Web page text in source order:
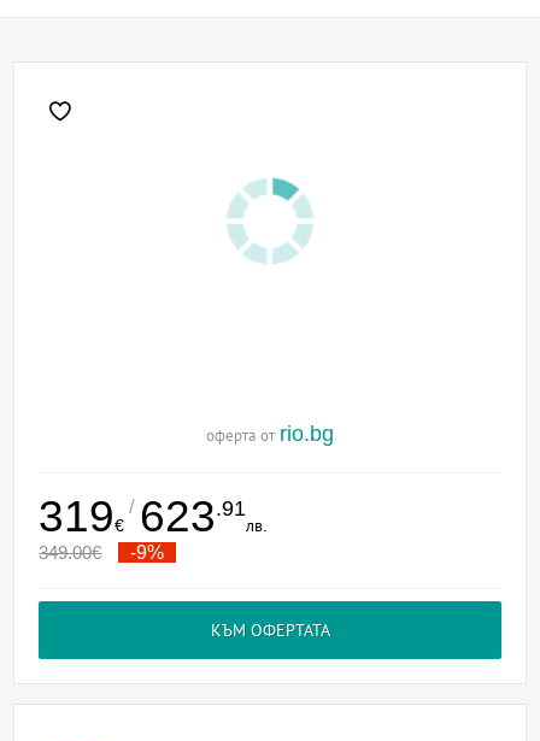
оферта от rio.bg
319€
/ 623.91
лв.
349.00€ -9%
КЪМ ОФЕРТАТА